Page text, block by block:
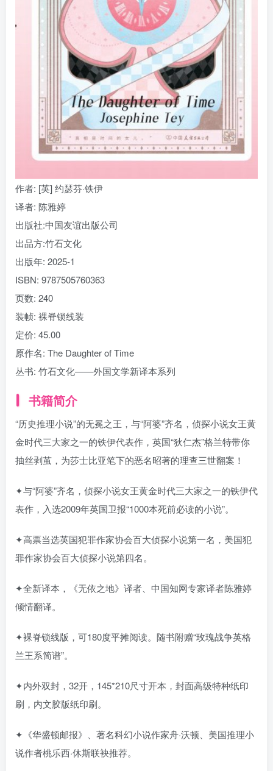
作者: [英] 约瑟芬·铁伊
译者: 陈雅婷
出版社:中国友谊出版公司
出品方:竹石文化
出版年: 2025-1
ISBN: 9787505760363
页数: 240
装帧: 裸脊锁线装
定价: 45.00
原作名: The Daughter of Time
丛书: 竹石文化——外国文学新译本系列
书籍简介
“历史推理小说”的无冕之王，与“阿婆”齐名，侦探小说女王黄
金时代三大家之一的铁伊代表作，英国“狄仁杰”格兰特带你
抽丝剥茧，为莎士比亚笔下的恶名昭著的理查三世翻案！
✦与“阿婆”齐名，侦探小说女王黄金时代三大家之一的铁伊代
表作，入选2009年英国卫报“1000本死前必读的小说”。
✦高票当选英国犯罪作家协会百大侦探小说第一名，美国犯
罪作家协会百大侦探小说第四名。
✦全新译本，《无依之地》译者、中国知网专家译者陈雅婷
倾情翻译。
✦裸脊锁线版，可180度平摊阅读。随书附赠“玫瑰战争英格
兰王系简谱”。
✦内外双封，32开，145*210尺寸开本，封面高级特种纸印
刷，内文胶版纸印刷。
✦《华盛顿邮报》、著名科幻小说作家舟·沃顿、美国推理小
说作者桃乐西·休斯联袂推荐。
社交账号登录